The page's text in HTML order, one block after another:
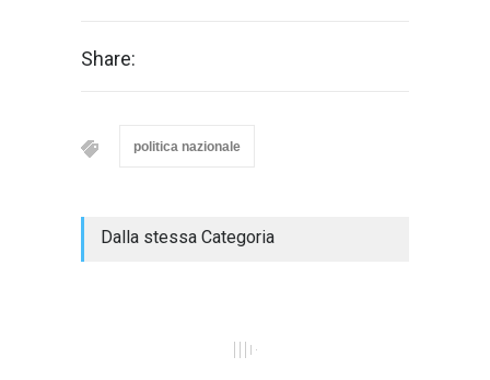
Share:
politica nazionale
Dalla stessa Categoria